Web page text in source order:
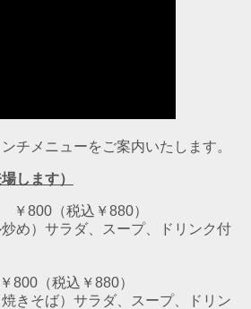
チメニューをご案内いたします。
します）
800（税込￥880）
め） サラダ、スープ、ドリンク付
（税込￥880）
きそば） サラダ、スープ、ドリン